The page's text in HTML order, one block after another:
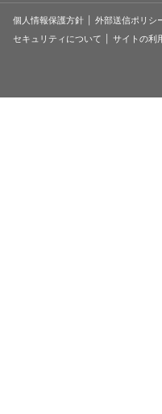
個人情報保護方針 外部送信ポリシ
セキュリティについて
サイトの利